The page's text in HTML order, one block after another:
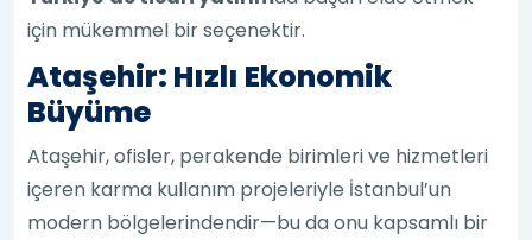
için mükemmel bir seçenektir.
Ataşehir: Hızlı Ekonomik
Büyüme
Ataşehir, ofisler, perakende birimleri ve hizmetleri
içeren karma kullanım projeleriyle İstanbul’un
modern bölgelerindendir—bu da onu kapsamlı bir